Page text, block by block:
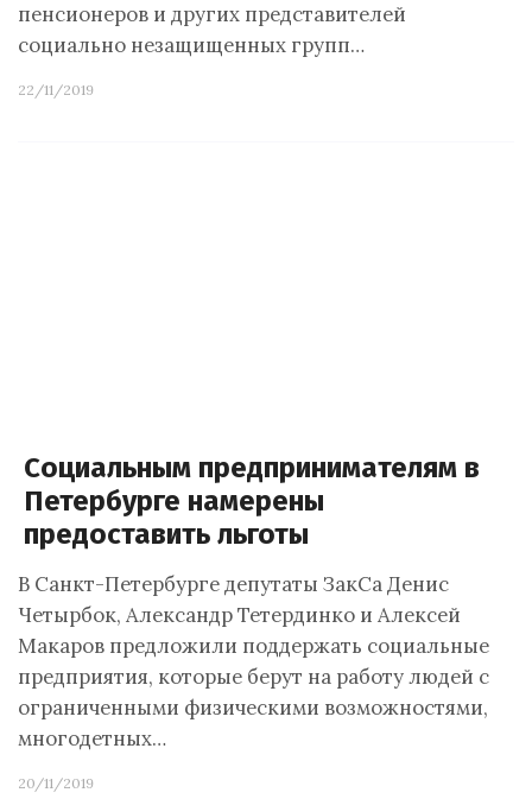
пенсионеров и других представителей
социально незащищенных групп…
22/11/2019
Социальным предпринимателям в
Петербурге намерены
предоставить льготы
В Санкт-Петербурге депутаты ЗакСа Денис
Четырбок, Александр Тетердинко и Алексей
Макаров предложили поддержать социальные
предприятия, которые берут на работу людей с
ограниченными физическими возможностями,
многодетных…
20/11/2019